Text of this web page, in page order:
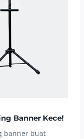
Banner Kece!
banner buat